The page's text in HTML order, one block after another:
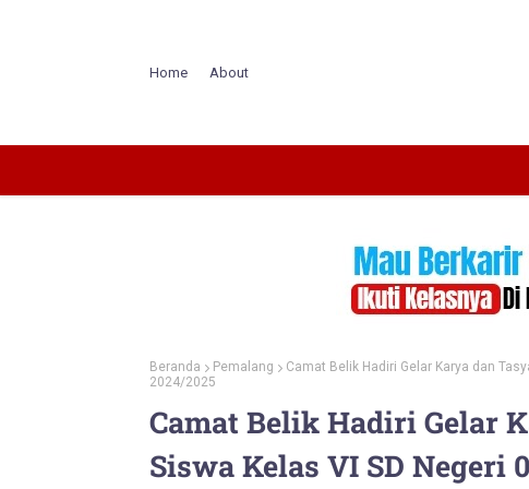
Home About
Beranda Pemalang
Camat Belik Hadiri Gelar Karya dan
2024/2025
Camat Belik Hadiri Gelar
Siswa Kelas VI SD Negeri